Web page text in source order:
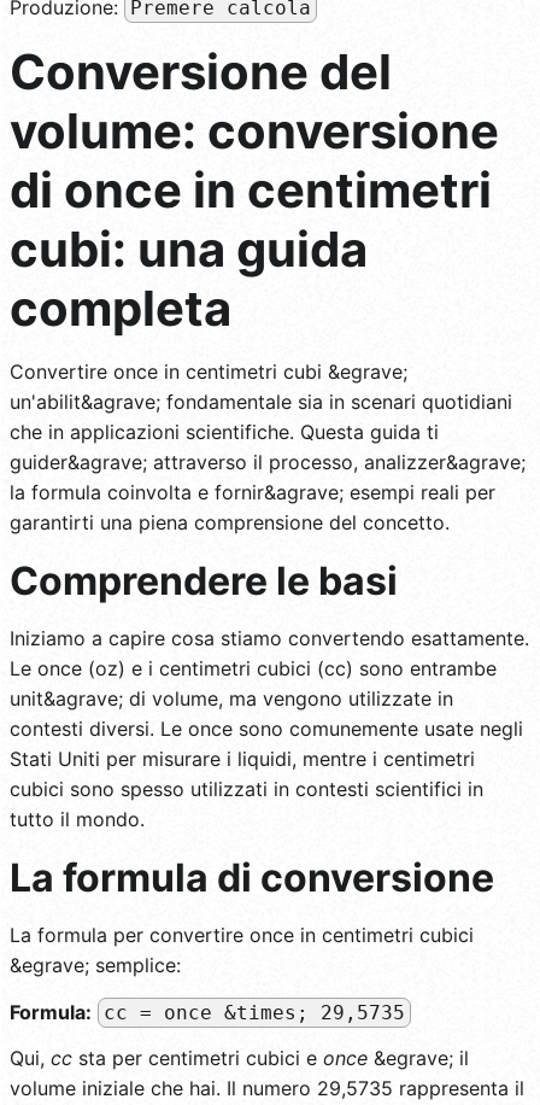
Produzione: Premere calcola
Conversione del
volume: conversione
di once in centimetri
cubi: una guida
completa
Convertire once in centimetri cubi &egrave;
un'abilit&agrave; fondamentale sia in scenari quotidiani
che in applicazioni scientifiche. Questa guida ti
guider&agrave; attraverso il processo, analizzer&agrave;
la formula coinvolta e fornir&agrave; esempi reali per
garantirti una piena comprensione del concetto.
Comprendere le basi
Iniziamo a capire cosa stiamo convertendo esattamente.
Le once (oz) e i centimetri cubici (cc) sono entrambe
unit&agrave; di volume, ma vengono utilizzate in
contesti diversi. Le once sono comunemente usate negli
Stati Uniti per misurare i liquidi, mentre i centimetri
cubici sono spesso utilizzati in contesti scientifici in
tutto il mondo.
La formula di conversione
La formula per convertire once in centimetri cubici
&egrave; semplice:
Formula:
cc = once &times; 29,5735
Qui, cc sta per centimetri cubici e once &egrave; il
volume iniziale che hai. Il numero 29,5735 rappresenta il